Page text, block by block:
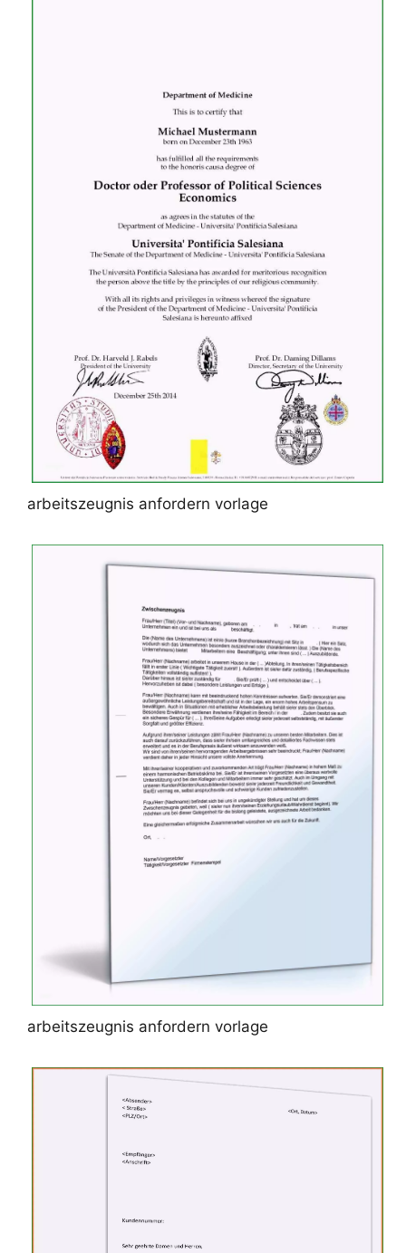
arbeitszeugnis anfordern vorlage
arbeitszeugnis anfordern vorlage